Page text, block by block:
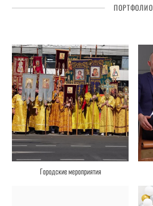
ПОРТФОЛИО
Городские мероприятия